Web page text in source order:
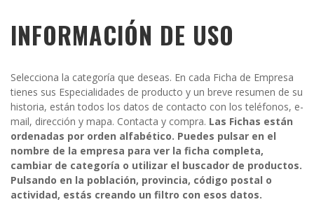
INFORMACIÓN DE USO
Selecciona la categoría que deseas. En cada Ficha de Empresa
tienes sus Especialidades de producto y un breve resumen de su
historia, están todos los datos de contacto con los teléfonos, e-
mail, dirección y mapa. Contacta y compra. Las Fichas están
ordenadas por orden alfabético. Puedes pulsar en el
nombre de la empresa para ver la ficha completa,
cambiar de categoría o utilizar el buscador de productos.
Pulsando en la población, provincia, código postal o
actividad, estás creando un filtro con esos datos.